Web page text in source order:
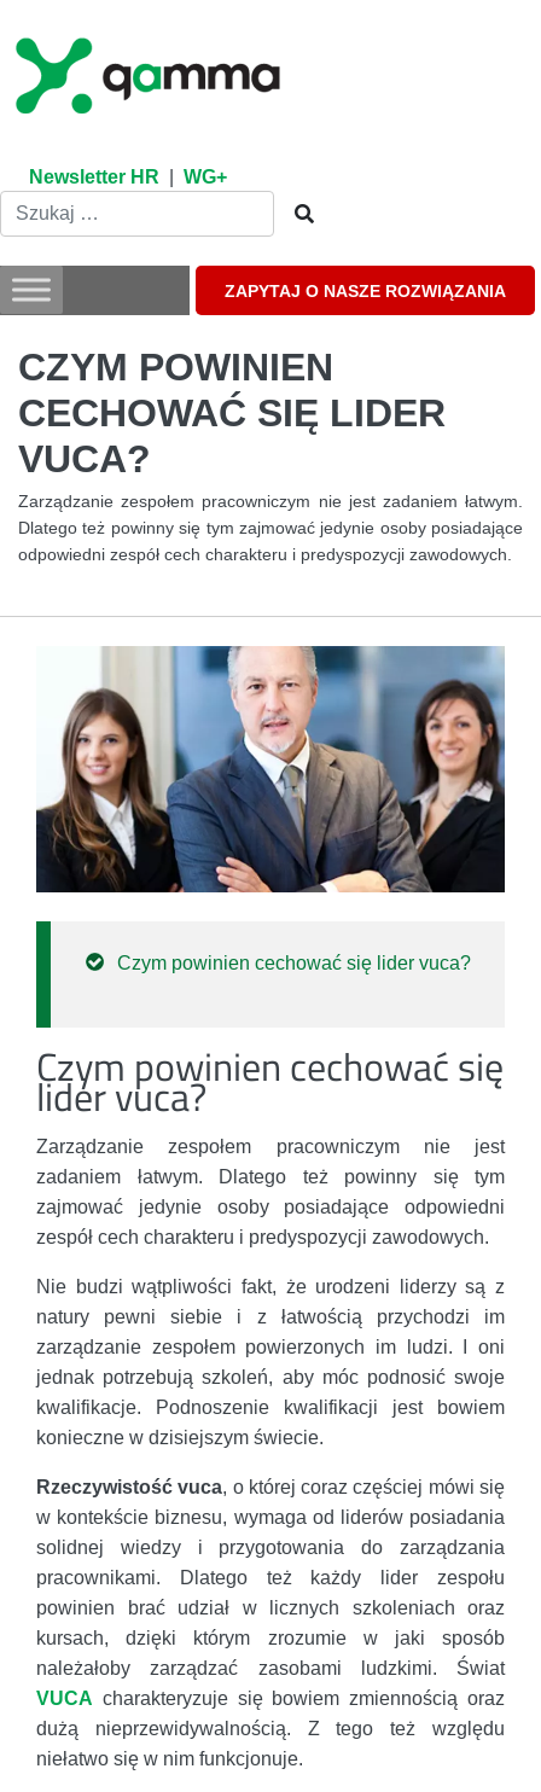
content
Newsletter HR WG+
ZAPYTAJ O NASZE ROZWIĄZANIA
CZYM POWINIEN
CECHOWAĆ SIĘ LIDER
VUCA?
Zarządzanie zespołem pracowniczym nie jest zadaniem łatwym.
Dlatego też powinny się tym zajmować jedynie osoby posiadające
odpowiedni zespół cech charakteru i predyspozycji zawodowych.
Czym powinien cechować się lider vuca?
Czym powinien cechować się
lider vuca?
Zarządzanie zespołem pracowniczym nie jest
zadaniem łatwym. Dlatego też powinny się tym
zajmować jedynie osoby posiadające odpowiedni
zespół cech charakteru i predyspozycji zawodowych.
Nie budzi wątpliwości fakt, że urodzeni liderzy są z
natury pewni siebie i z łatwością przychodzi im
zarządzanie zespołem powierzonych im ludzi. I oni
jednak potrzebują szkoleń, aby móc podnosić swoje
kwalifikacje. Podnoszenie kwalifikacji jest bowiem
konieczne w dzisiejszym świecie.
Rzeczywistość vuca, o której coraz częściej mówi się
w kontekście biznesu, wymaga od liderów posiadania
solidnej wiedzy i przygotowania do zarządzania
pracownikami. Dlatego też każdy lider zespołu
powinien brać udział w licznych szkoleniach oraz
kursach, dzięki którym zrozumie w jaki sposób
należałoby zarządzać zasobami ludzkimi. Świat
VUCA charakteryzuje się bowiem zmiennością oraz
dużą nieprzewidywalnością. Z tego też względu
niełatwo się w nim funkcjonuje.